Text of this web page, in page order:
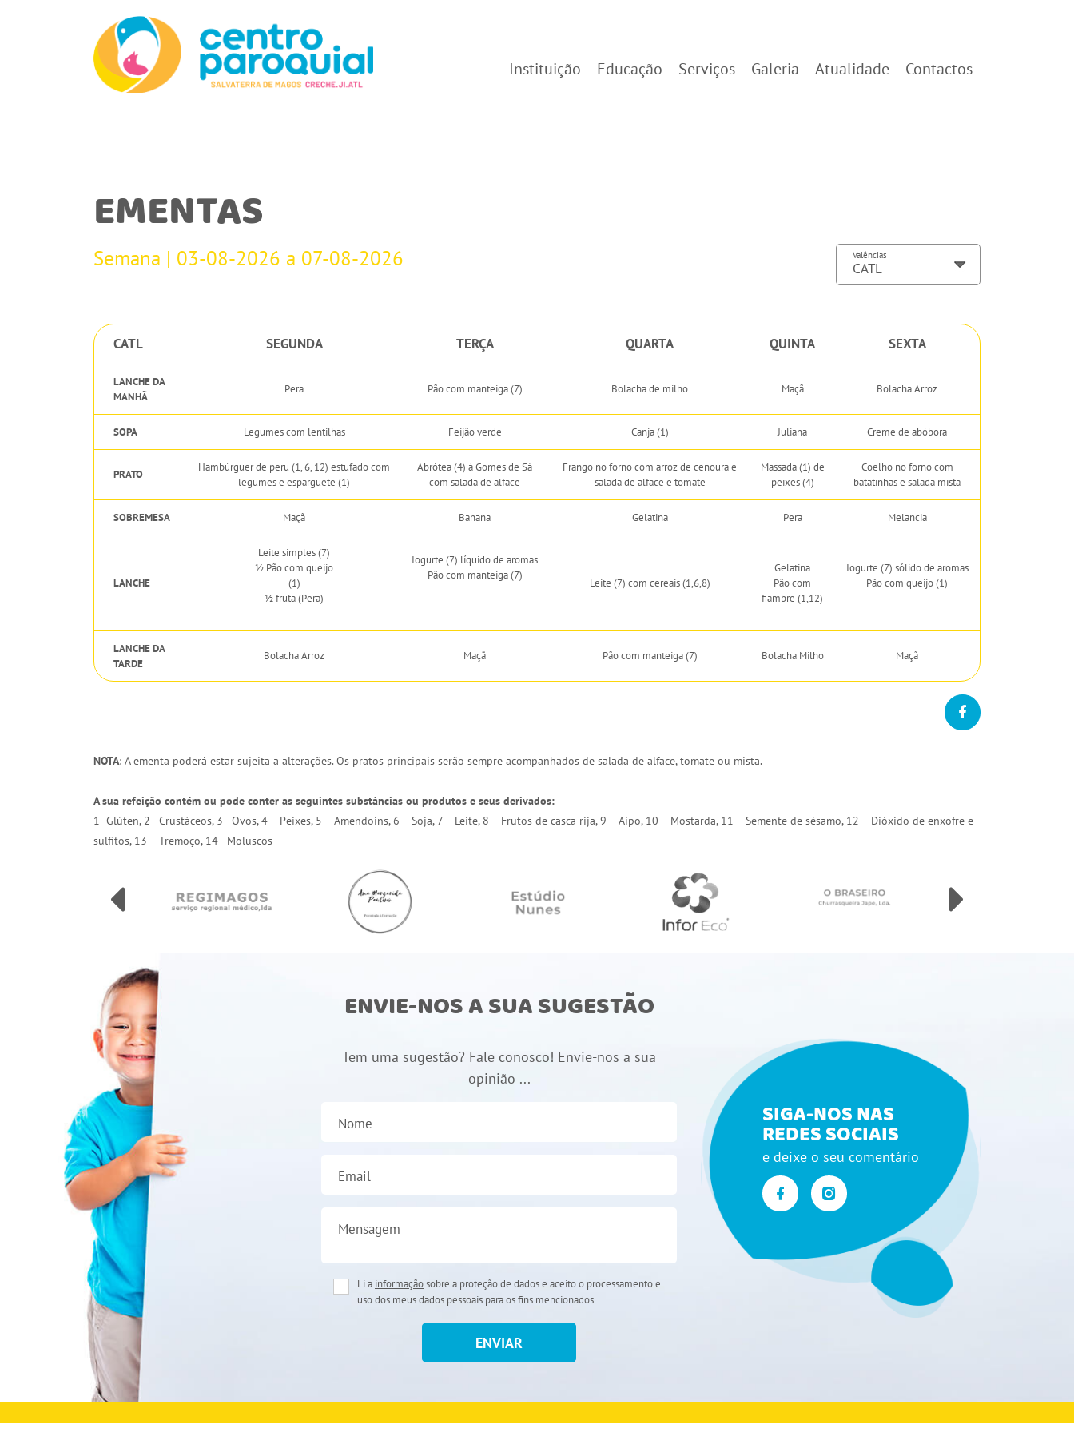
Instituição Educação Serviços Galeria Atualidade Contactos
EMENTAS
Semana | 03-08-2026 a 07-08-2026 Valências
CATL SEGUNDA TERÇA QUARTA QUINTA SEXTA
LANCHE DA
MANHÃ
Pera Pão com manteiga (7) Bolacha de milho Maçã Bolacha Arroz
SOPA Legumes com lentilhas Feijão verde Canja (1) Juliana Creme de abóbora
PRATO
Hambúrguer de peru (1, 6, 12) estufado com
legumes e esparguete (1)
Abrótea (4) à Gomes de Sá
com salada de alface
Frango no forno com arroz de cenoura e
salada de alface e tomate
Massada (1) de
peixes (4)
Coelho no forno com
batatinhas e salada mista
SOBREMESA Maçã Banana Gelatina Pera Melancia
LANCHE
Leite simples (7)
½ Pão com queijo
(1)
½ fruta (Pera)
Iogurte (7) líquido de aromas
Pão com manteiga (7)
Leite (7) com cereais (1,6,8)
Gelatina
Pão com
fiambre (1,12)
Iogurte (7) sólido de aromas
Pão com queijo (1)
LANCHE DA
TARDE
Bolacha Arroz Maçã Pão com manteiga (7) Bolacha Milho Maçã
NOTA: A ementa poderá estar sujeita a alterações. Os pratos principais serão sempre acompanhados de salada de alface, tomate ou mista.
A sua refeição contém ou pode conter as seguintes substâncias ou produtos e seus derivados:
1- Glúten, 2 - Crustáceos, 3 - Ovos, 4 – Peixes, 5 – Amendoins, 6 – Soja, 7 – Leite, 8 – Frutos de casca rija, 9 – Aipo, 10 – Mostarda, 11 – Semente de sésamo, 12 – Dióxido de enxofre e
sulfitos, 13 – Tremoço, 14 - Moluscos
ENVIE-NOS A SUA SUGESTÃO
Tem uma sugestão? Fale conosco! Envie-nos a sua
opinião ...
Nome
Email
Mensagem
Li a informaçãosobre a proteção de dados e aceito o processamento e
uso dos meus dados pessoais para os fins mencionados.
ENVIAR
SIGA-NOS NAS
REDES SOCIAIS
e deixe o seu comentário